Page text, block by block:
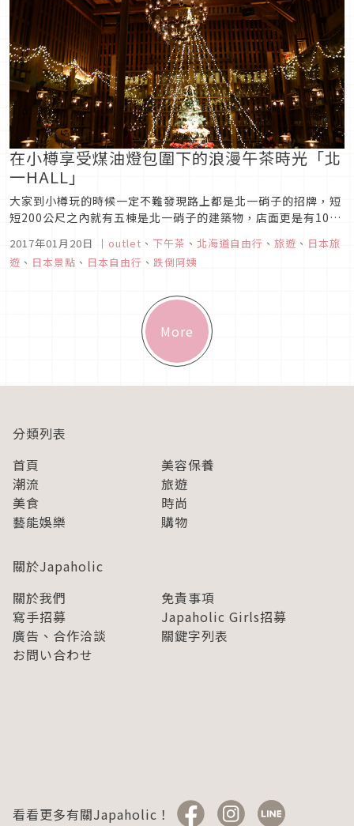
在小樽享受煤油燈包圍下的浪漫午茶時光「北
一HALL」
大家到小樽玩的時候一定不難發現路上都是北一硝子的招牌，短
短200公尺之內就有五棟是北一硝子的建築物，店面更是有10幾
2017年01月20日 ｜ outlet 、 下午茶 、 北海道自由行 、 旅遊 、 日本旅
遊 、 日本景點 、 日本自由行 、 跌倒阿姨
More
分類列表
首頁
美容保養
潮流
旅遊
美食
時尚
藝能娛樂
購物
關於Japaholic
關於我們
免責事項
寫手招募
Japaholic Girls招募
廣告、合作洽談
關鍵字列表
お問い合わせ
看看更多有關Japaholic！